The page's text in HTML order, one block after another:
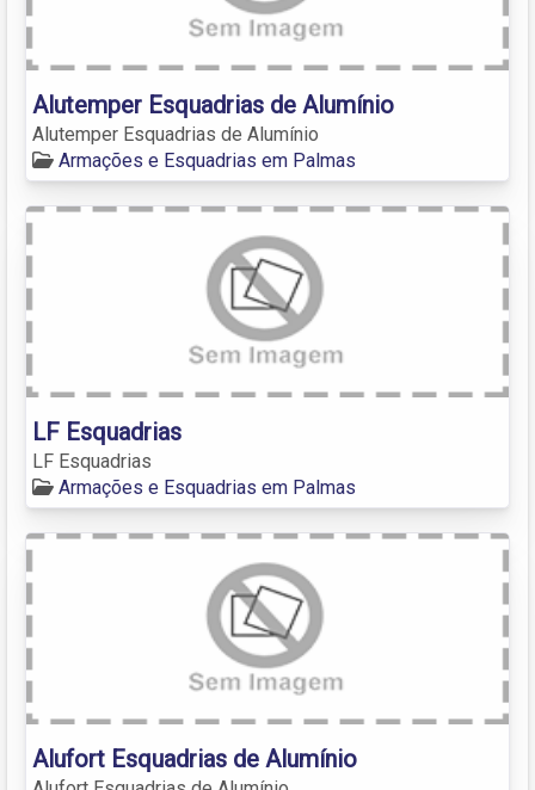
Alutemper Esquadrias de Alumínio
Alutemper Esquadrias de Alumínio
Armações e Esquadrias em Palmas
LF Esquadrias
LF Esquadrias
Armações e Esquadrias em Palmas
Alufort Esquadrias de Alumínio